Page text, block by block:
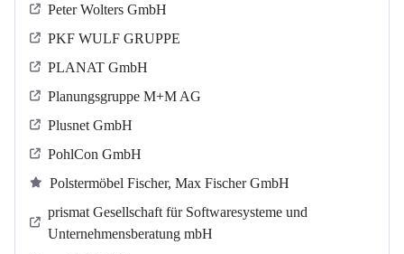
Peter Wolters GmbH
PKF WULF GRUPPE
PLANAT GmbH
Planungsgruppe M+M AG
Plusnet GmbH
PohlCon GmbH
Polstermöbel Fischer, Max Fischer GmbH
prismat Gesellschaft für Softwaresysteme und
Unternehmensberatung mbH